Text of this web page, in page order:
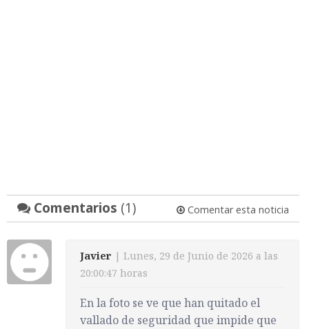
Comentarios (1) Comentar esta noticia
Javier | Lunes, 29 de Junio de 2026 a las
20:00:47 horas
En la foto se ve que han quitado el
vallado de seguridad que impide que